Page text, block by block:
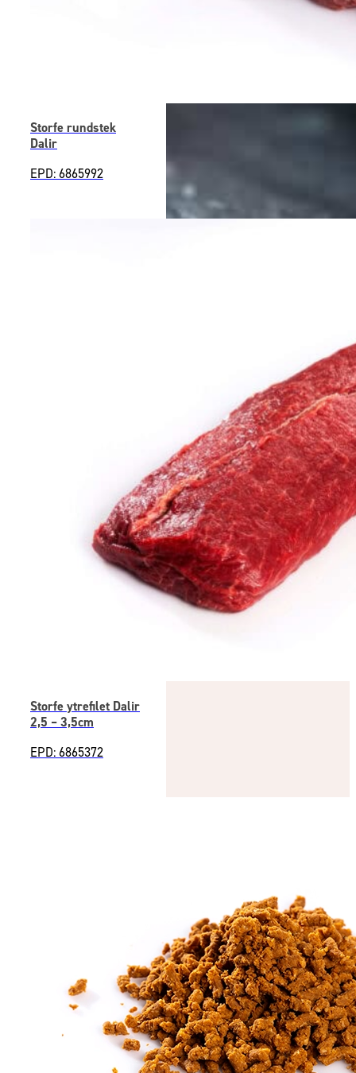
Storfe rundstek
Dalir
EPD: 6865992
Storfe ytrefilet Dalir
2,5 – 3,5cm
EPD: 6865372